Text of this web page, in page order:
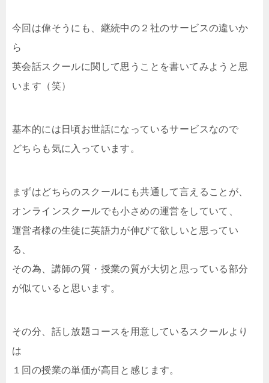
今回は偉そうにも、継続中の２社のサービスの違いか
ら
英会話スクールに関して思うことを書いてみようと思
います（笑）
基本的には日頃お世話になっているサービスなので
どちらも気に入っています。
まずはどちらのスクールにも共通して言えることが、
オンラインスクールでも小さめの運営をしていて、
運営者様の生徒に英語力が伸びて欲しいと思ってい
る、
その為、講師の質・授業の質が大切と思っている部分
が似ていると思います。
その分、話し放題コースを用意しているスクールより
は
１回の授業の単価が高目と感じます。